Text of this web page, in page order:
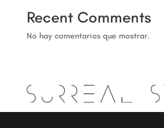
Recent Comments
No hay comentarios que mostrar.